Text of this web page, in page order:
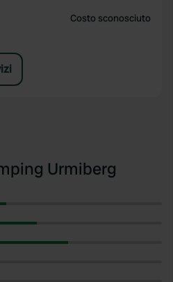
Costo sconosciuto
Urmiberg